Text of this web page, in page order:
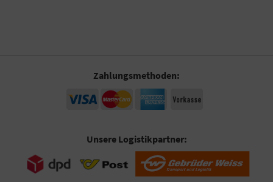
Zahlungsmethoden:
Unsere Logistikpartner: